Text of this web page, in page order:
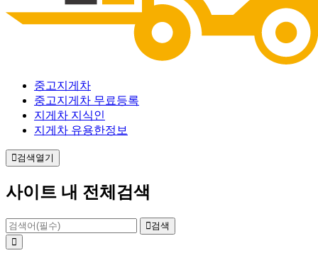
중고지게차
중고지게차 무료등록
지게차 지식인
지게차 유용한정보
검색열기
사이트 내 전체검색
검색